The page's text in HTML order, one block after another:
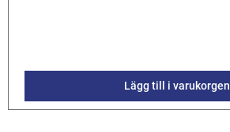
Lägg till i varukorgen